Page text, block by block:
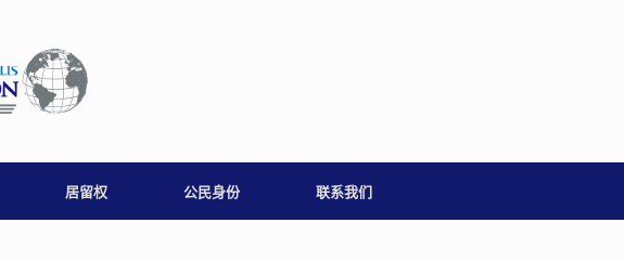
居留权 公民身份 联系我们